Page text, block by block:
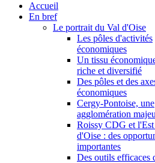
Accueil
En bref
Le portrait du Val d'Oise
Les pôles d'activités
économiques
Un tissu
riche et diversifié
Des pôles et des
économiques
Cergy-Pontoise, une
agglomération
Roissy CDG et
d'Oise : des
importantes
Des outils efficaces